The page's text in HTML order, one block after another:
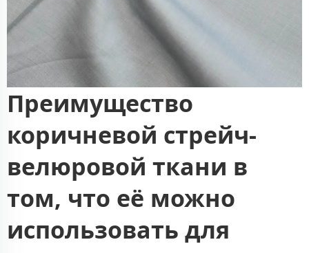
Преимущество
коричневой стрейч-
велюровой ткани в
том, что её можно
использовать для